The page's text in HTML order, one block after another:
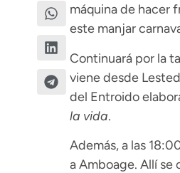
máquina de hacer
este manjar
Continuará por la
viene desde
del Entroido
la vida.
Además, a las
a Amboage. Allí se